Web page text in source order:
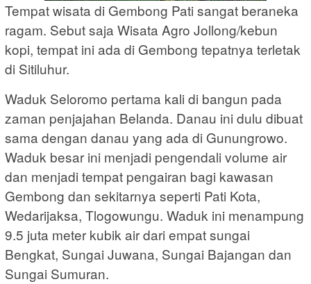
Tempat wisata di Gembong Pati sangat beraneka
ragam. Sebut saja Wisata Agro Jollong/kebun
kopi, tempat ini ada di Gembong tepatnya terletak
di Sitiluhur.
Waduk Seloromo pertama kali di bangun pada
zaman penjajahan Belanda. Danau ini dulu dibuat
sama dengan danau yang ada di Gunungrowo.
Waduk besar ini menjadi pengendali volume air
dan menjadi tempat pengairan bagi kawasan
Gembong dan sekitarnya seperti Pati Kota,
Wedarijaksa, Tlogowungu. Waduk ini menampung
9.5 juta meter kubik air dari empat sungai
Bengkat, Sungai Juwana, Sungai Bajangan dan
Sungai Sumuran.